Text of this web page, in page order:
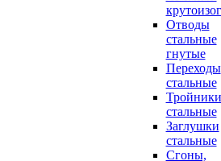
Отводы
стальные
гнутые
Переходы
стальные
Тройники
стальные
Заглушки
стальные
Сгоны,